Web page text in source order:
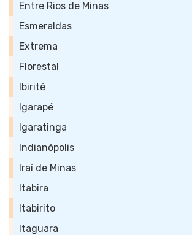
Entre Rios de Minas
Esmeraldas
Extrema
Florestal
Ibirité
Igarapé
Igaratinga
Indianópolis
Iraí de Minas
Itabira
Itabirito
Itaguara